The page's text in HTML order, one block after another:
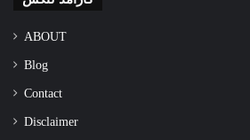
ABOUT
Blog
Contact
Disclaimer